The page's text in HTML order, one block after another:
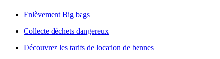
Enlèvement Big bags
Collecte déchets dangereux
Découvrez les tarifs de location de bennes